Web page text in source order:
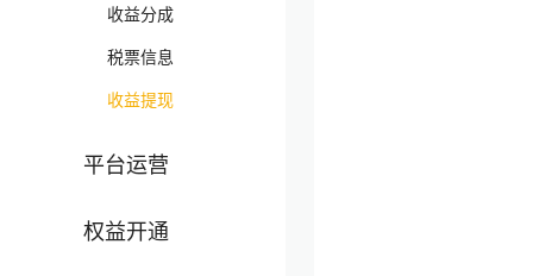
收益分成
税票信息
收益提现
平台运营
权益开通